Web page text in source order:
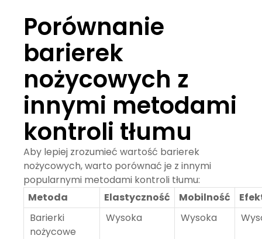
Porównanie
barierek
nożycowych z
innymi metodami
kontroli tłumu
Aby lepiej zrozumieć wartość barierek
nożycowych, warto porównać je z innymi
popularnymi metodami kontroli tłumu:
Metoda
Elastyczność Mobilność
Barierki
nożycowe
Wysoka Wysoka